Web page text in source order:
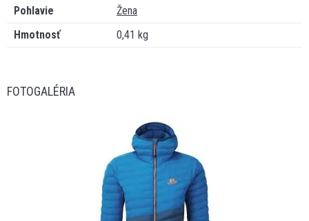
Pohlavie
Žena
Hmotnosť
0,41 kg
FOTOGALÉRIA